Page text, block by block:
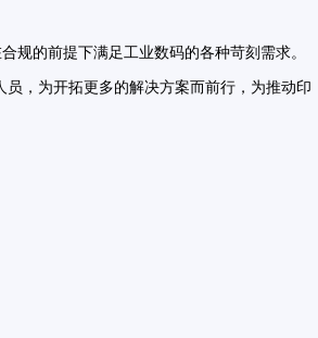
规的前提下满足工业数码的各种苛刻需求。
，为开拓更多的解决方案而前行，为推动印